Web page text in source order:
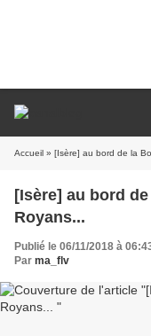
Accueil » [Isère] au bord de la
[Isère] au bord
Royans...
Publié le 06/11/2018 à
Par ma_flv